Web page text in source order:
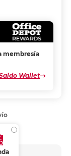
membresía
Wallet